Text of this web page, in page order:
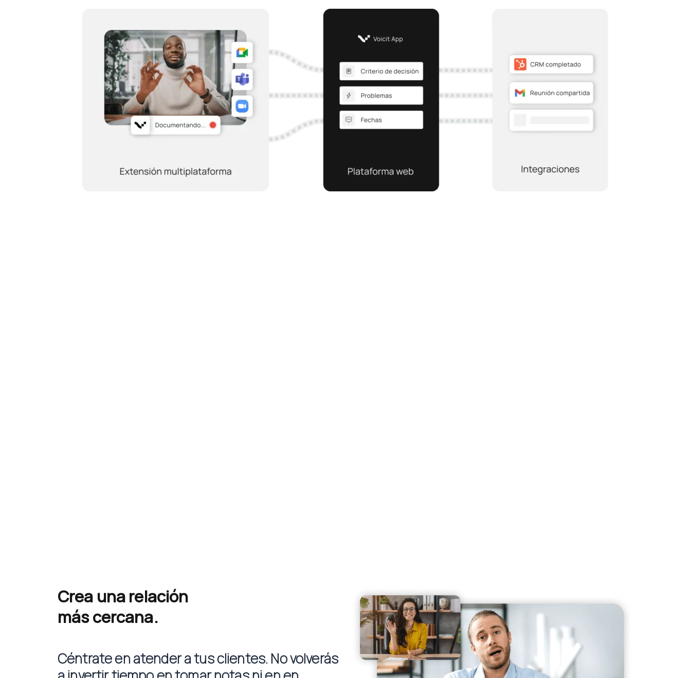
Crea una relación
más cercana.
Céntrate en atender a tus clientes. No volverás